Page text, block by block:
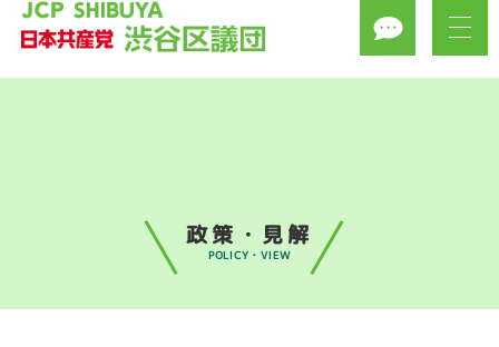
政策・見解
POLICY・VIEW